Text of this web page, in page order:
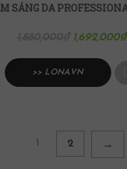
1,692,000₫
>> LONA.VN
1 2 →